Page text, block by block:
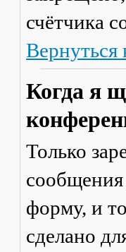
счётчика
Вернуться
Когда я
Только
форму, и
сделано